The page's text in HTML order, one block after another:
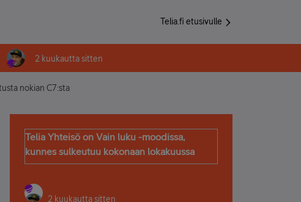
Telia.fi etusivulle
2 kuukautta sitten
nokian C7:sta
Telia Yhteisö on Vain luku -moodissa,
kunnes sulkeutuu kokonaan lokakuussa
2 kuukautta sitten